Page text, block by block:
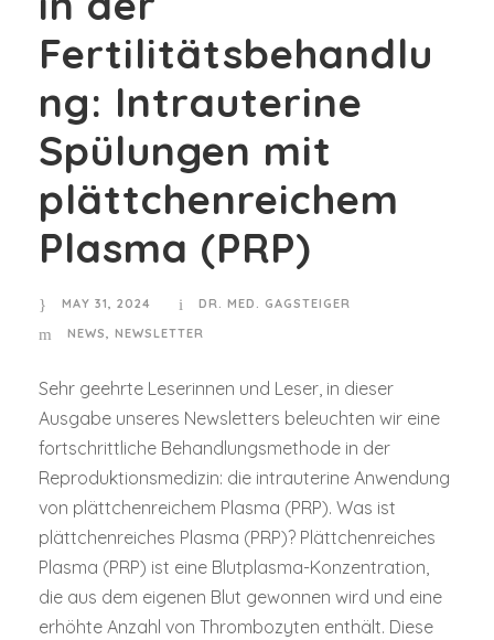
Fertilitätsbehandlu
ng: Intrauterine
Spülungen mit
plättchenreichem
Plasma (PRP)
MAY 31, 2024
DR. MED. GAGSTEIGER
NEWS, NEWSLETTER
Sehr geehrte Leserinnen und Leser, in dieser
Ausgabe unseres Newsletters beleuchten wir eine
fortschrittliche Behandlungsmethode in der
Reproduktionsmedizin: die intrauterine Anwendung
von plättchenreichem Plasma (PRP). Was ist
plättchenreiches Plasma (PRP)? Plättchenreiches
Plasma (PRP) ist eine Blutplasma-Konzentration,
die aus dem eigenen Blut gewonnen wird und eine
erhöhte Anzahl von Thrombozyten enthält. Diese